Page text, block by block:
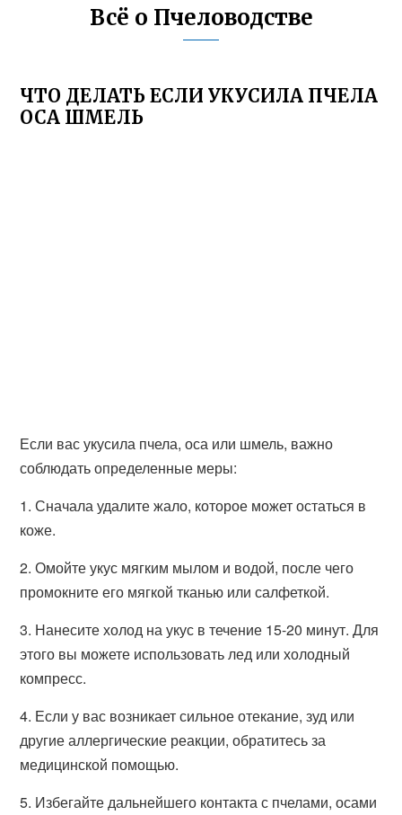
Всё о Пчеловодстве
ЧТО ДЕЛАТЬ ЕСЛИ УКУСИЛА ПЧЕЛА
ОСА ШМЕЛЬ
Если вас укусила пчела, оса или шмель, важно
соблюдать определенные меры:
1. Сначала удалите жало, которое может остаться в
коже.
2. Омойте укус мягким мылом и водой, после чего
промокните его мягкой тканью или салфеткой.
3. Нанесите холод на укус в течение 15-20 минут. Для
этого вы можете использовать лед или холодный
компресс.
4. Если у вас возникает сильное отекание, зуд или
другие аллергические реакции, обратитесь за
медицинской помощью.
5. Избегайте дальнейшего контакта с пчелами, осами